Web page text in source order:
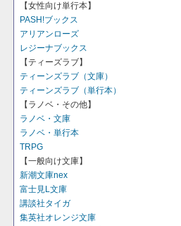
【女性向け単行本】
PASH!ブックス
アリアンローズ
レジーナブックス
【ティーズラブ】
ティーンズラブ（文庫）
ティーンズラブ（単行本）
【ラノベ・その他】
ラノベ・文庫
ラノベ・単行本
TRPG
【一般向け文庫】
新潮文庫nex
富士見L文庫
講談社タイガ
集英社オレンジ文庫